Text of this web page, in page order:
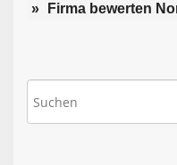
Firma bewerten